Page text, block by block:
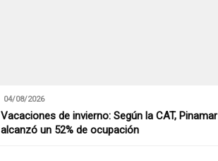
04/08/2026
Vacaciones de invierno: Según la CAT, Pinamar
alcanzó un 52% de ocupación